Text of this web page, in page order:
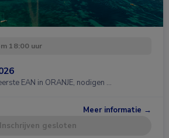
18:00 uur
EAN in ORANJE, nodigen …
Meer informatie →
Inschrijven gesloten